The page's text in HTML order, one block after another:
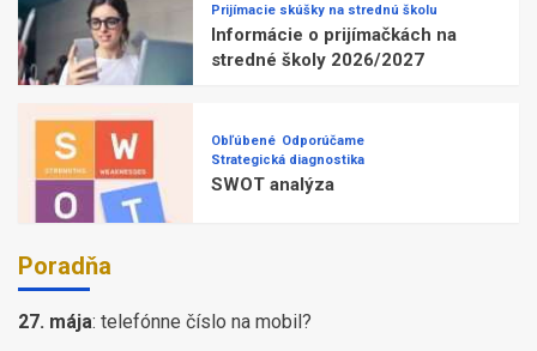
Prijímacie skúšky na strednú školu
Informácie o prijímačkách na
stredné školy 2026/2027
Obľúbené Odporúčame
Strategická diagnostika
SWOT analýza
Poradňa
27. mája: telefónne číslo na mobil?